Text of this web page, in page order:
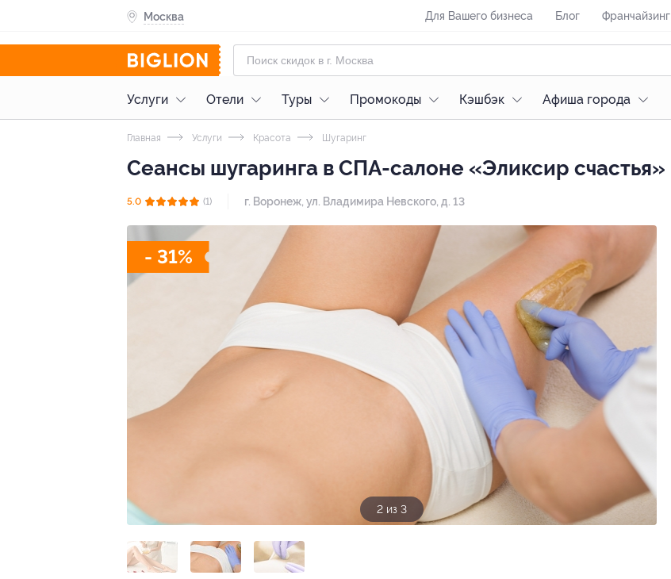
Москва Для Вашего бизнеса Блог Франчайзинг
Услуги Отели Туры Промокоды Кэшбэк Афиша города
Главная Услуги Красота Шугаринг
Сеансы шугаринга в СПА-салоне «Эликсир счастья»
5.0 (1) г. Воронеж, ул. Владимира Невского, д. 13
- 31%
3 из 3